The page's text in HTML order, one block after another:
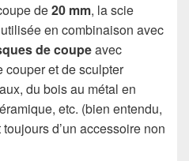
de20 mm, la scie
en combinaison avec
de coupeavec
et de sculpter
du bois au métal en
etc. (bien entendu,
d’un accessoire non